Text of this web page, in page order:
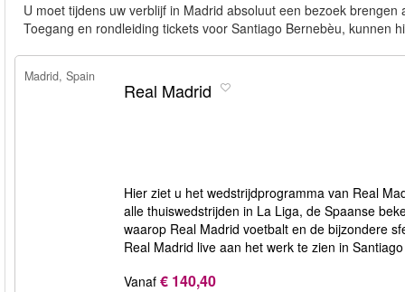
U moet tijdens uw verblijf in Madrid absoluut een bezoek
Toegang en rondleiding tickets voor Santiago Bernebèu, kunnen
Madrid, Spain
Real Madrid
Hier ziet u het wedstrijdprogramma van Real
alle thuiswedstrijden in La Liga, de Spaanse
waarop Real Madrid voetbalt en de bijzondere
Real Madrid live aan het werk te zien in
Vanaf € 140,40